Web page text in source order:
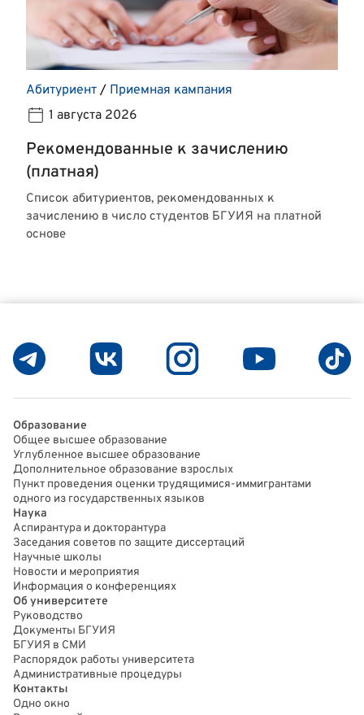
Абитуриент / Приемная кампания
1 августа 2026
Рекомендованные к зачислению
(платная)
Список абитуриентов, рекомендованных к
зачислению в число студентов БГУИЯ на платной
основе
Образование
Общее высшее образование
Углубленное высшее образование
Дополнительное образование взрослых
Пункт проведения оценки трудящимися-иммигрантами
одного из государственных языков
Наука
Аспирантура и докторантура
Заседания советов по защите диссертаций
Научные школы
Новости и мероприятия
Информация о конференциях
Об университете
Руководство
Документы БГУИЯ
БГУИЯ в СМИ
Распорядок работы университета
Административные процедуры
Контакты
Одно окно